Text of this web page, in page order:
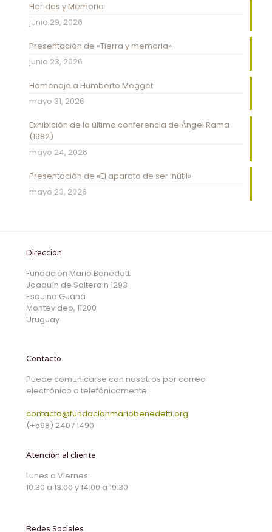
Heridas y Memoria
junio 29, 2026
Presentación de «Tierra y memoria»
junio 23, 2026
Homenaje a Humberto Megget
mayo 31, 2026
Exhibición de la última conferencia de Ángel Rama
(1982)
mayo 24, 2026
Presentación de «El aparato de ser inútil»
mayo 23, 2026
Dirección
Fundación Mario Benedetti
Joaquín de Salterain 1293
Esquina Guaná
Montevideo, 11200
Uruguay
Contacto
Puede comunicarse con nosotros por correo
electrónico o telefónicamente:
contacto@fundacionmariobenedetti.org
(+598) 2407 1490
Atención al cliente
Lunes a Viernes:
10:30 a 13:00 y 14:00 a 19:30
Redes Sociales